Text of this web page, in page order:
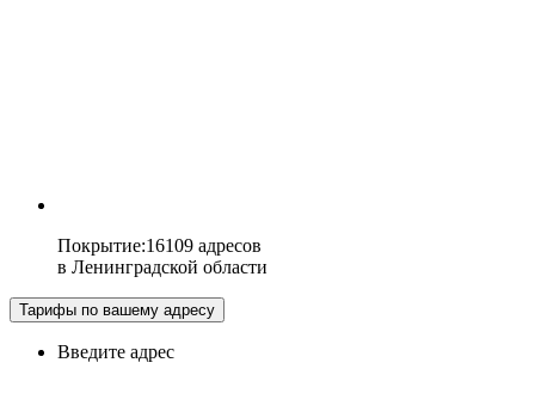
Покрытие:16109 адресов
в Ленинградской области
Тарифы по вашему адресу
Введите адрес